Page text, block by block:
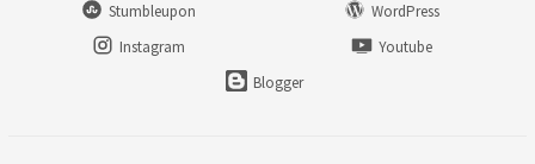
Stumbleupon
WordPress
Instagram
Youtube
Blogger